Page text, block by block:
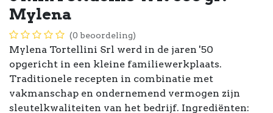
Mylena
(0 beoordeling)
Mylena Tortellini Srl werd in de jaren '50
opgericht in een kleine familiewerkplaats.
Traditionele recepten in combinatie met
vakmanschap en ondernemend vermogen zijn
sleutelkwaliteiten van het bedrijf. Ingrediënten: